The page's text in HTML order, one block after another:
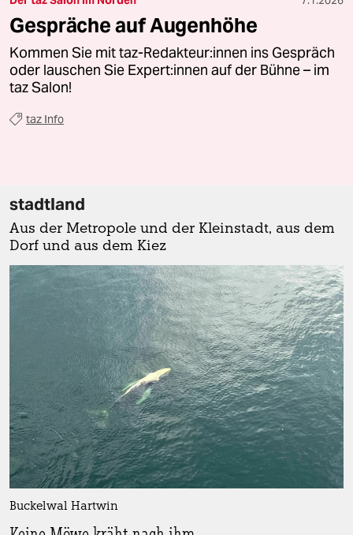
Gespräche auf Augenhöhe
Kommen Sie mit taz-Redakteur:innen ins Gespräch
oder lauschen Sie Expert:innen auf der Bühne – im
taz Salon!
taz Info
stadtland
Aus der Metropole und der Kleinstadt, aus dem
Dorf und aus dem Kiez
Buckelwal Hartwin